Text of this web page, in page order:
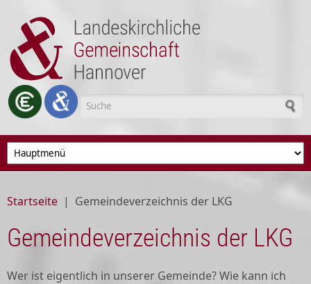
Suchformular
Startseite | Gemeindeverzeichnis der LKG
Gemeindeverzeichnis der LKG
Wer ist eigentlich in unserer Gemeinde? Wie kann ich